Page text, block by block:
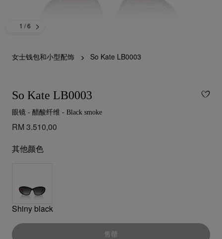
1 / 6
女士钱包和小型配饰 So Kate LB0003
So Kate LB0003
眼镜 - 醋酸纤维 - Black smoke
RM 3.510,00
其他颜色
Shiny black
售罄